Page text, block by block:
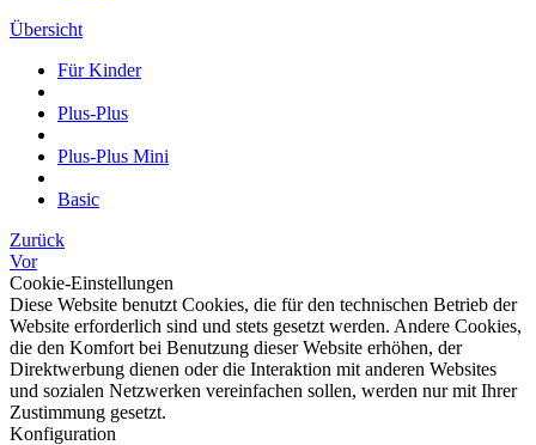
Übersicht
Für Kinder
Plus-Plus
Plus-Plus Mini
Basic
Zurück
Vor
Cookie-Einstellungen
Diese Website benutzt Cookies, die für den technischen Betrieb der
Website erforderlich sind und stets gesetzt werden. Andere Cookies,
die den Komfort bei Benutzung dieser Website erhöhen, der
Direktwerbung dienen oder die Interaktion mit anderen Websites
und sozialen Netzwerken vereinfachen sollen, werden nur mit Ihrer
Zustimmung gesetzt.
Konfiguration